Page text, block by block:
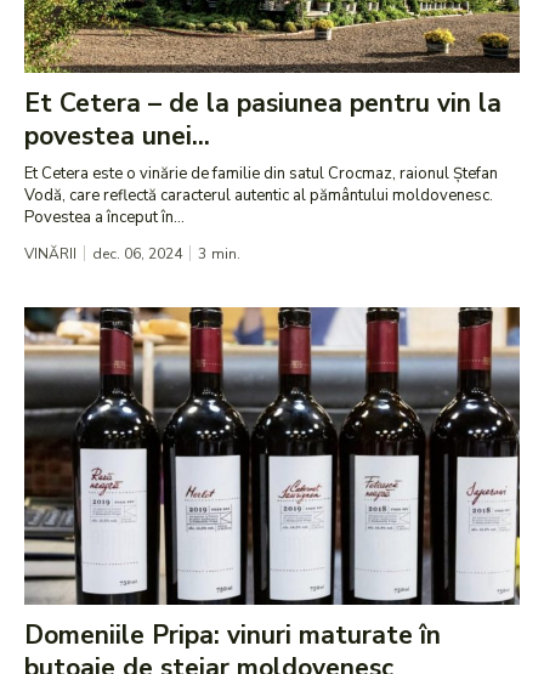
Et Cetera – de la pasiunea pentru vin la
povestea unei...
Et Cetera este o vinărie de familie din satul Crocmaz, raionul Ștefan
Vodă, care reflectă caracterul autentic al pământului moldovenesc.
Povestea a început în...
VINĂRII dec. 06, 2024 3 min.
Domeniile Pripa: vinuri maturate în